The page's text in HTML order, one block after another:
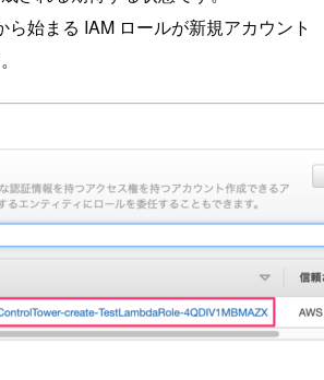
ら始まる IAM ロールが新規アカウント